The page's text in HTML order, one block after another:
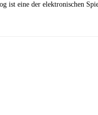
ist eine der elektronischen